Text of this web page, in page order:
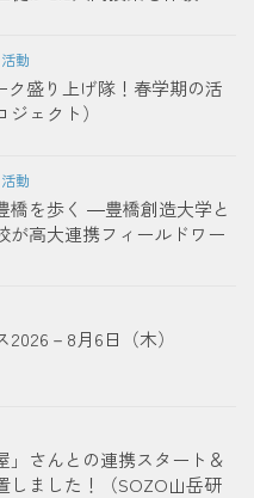
動
ク盛り上げ隊！春学期の活
ェクト）
動
橋を歩く ―豊橋創造大学と
が高大連携フィールドワー
－8月6日（木）
」さんとの連携スタート＆
しました！（SOZO山岳研